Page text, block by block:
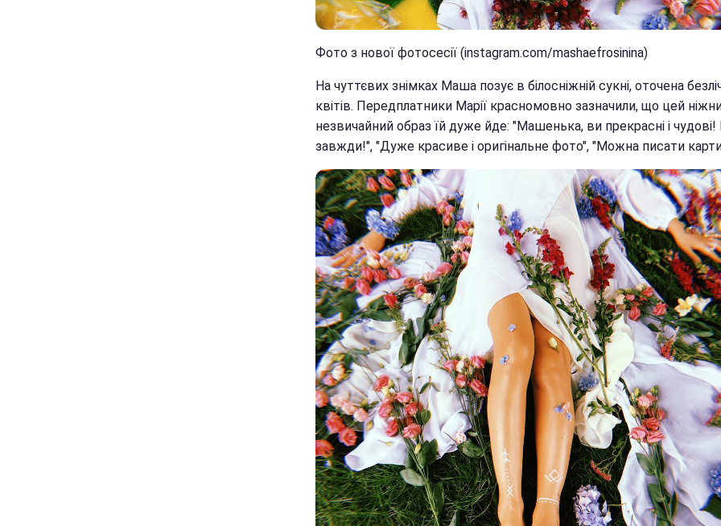
Фото з нової фотосесії (instagram.com/mashaefrosinina)
На чуттєвих знімках Маша позує в білосніжній сукні, оточена
квітів. Передплатники Марії красномовно зазначили, що цей
незвичайний образ їй дуже йде: "Машенька, ви прекрасні і чудові!
завжди!", "Дуже красиве і оригінальне фото", "Можна писати